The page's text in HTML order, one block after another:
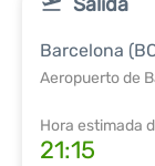
Barcelona
Aeropuerto de
Hora estimada
21:15